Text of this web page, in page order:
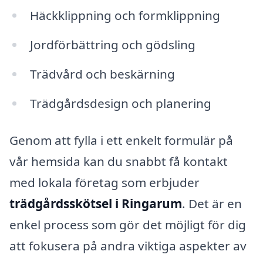
Häckklippning och formklippning
Jordförbättring och gödsling
Trädvård och beskärning
Trädgårdsdesign och planering
Genom att fylla i ett enkelt formulär på
vår hemsida kan du snabbt få kontakt
med lokala företag som erbjuder
trädgårdsskötsel i Ringarum. Det är en
enkel process som gör det möjligt för dig
att fokusera på andra viktiga aspekter av